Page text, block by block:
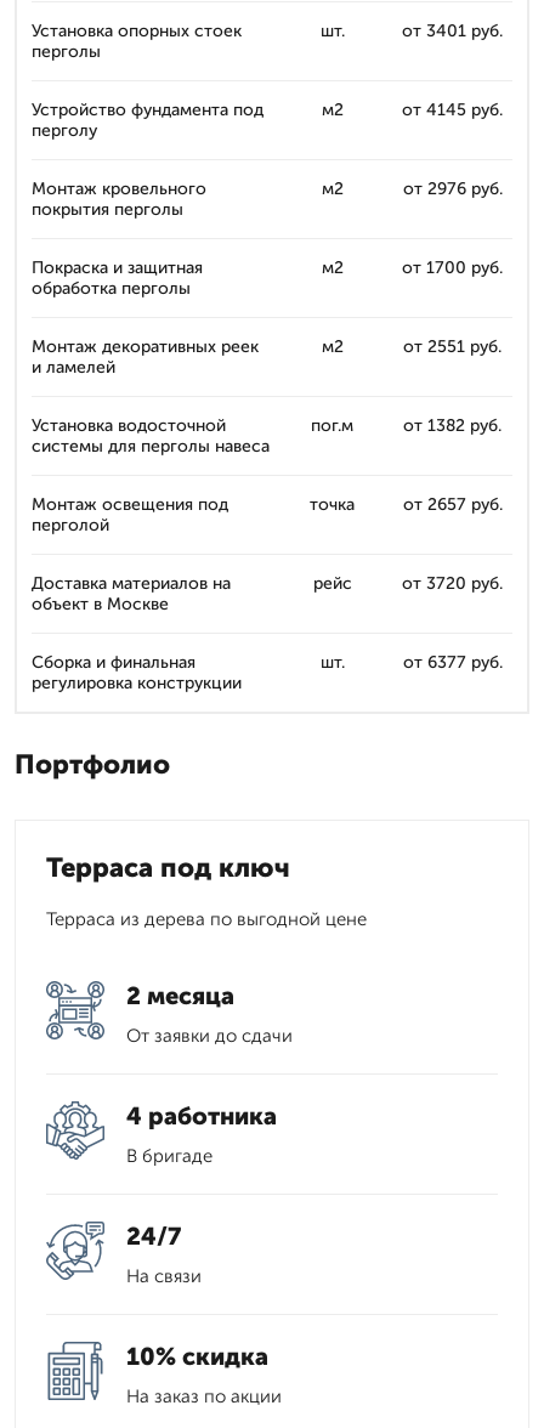
Установка опорных стоек
перголы
шт. от 3401 руб.
Устройство фундамента под
перголу
м2 от 4145 руб.
Монтаж кровельного
покрытия перголы
м2 от 2976 руб.
Покраска и защитная
обработка перголы
м2 от 1700 руб.
Монтаж декоративных реек
и ламелей
м2 от 2551 руб.
Установка водосточной
системы для перголы навеса
пог.м от 1382 руб.
Монтаж освещения под
перголой
точка от 2657 руб.
Доставка материалов на
объект в Москве
рейс от 3720 руб.
Сборка и финальная
регулировка конструкции
шт. от 6377 руб.
Портфолио
Терраса под ключ
Терраса из дерева по выгодной цене
2 месяца
От заявки до сдачи
4 работника
В бригаде
24/7
На связи
10% скидка
На заказ по акции